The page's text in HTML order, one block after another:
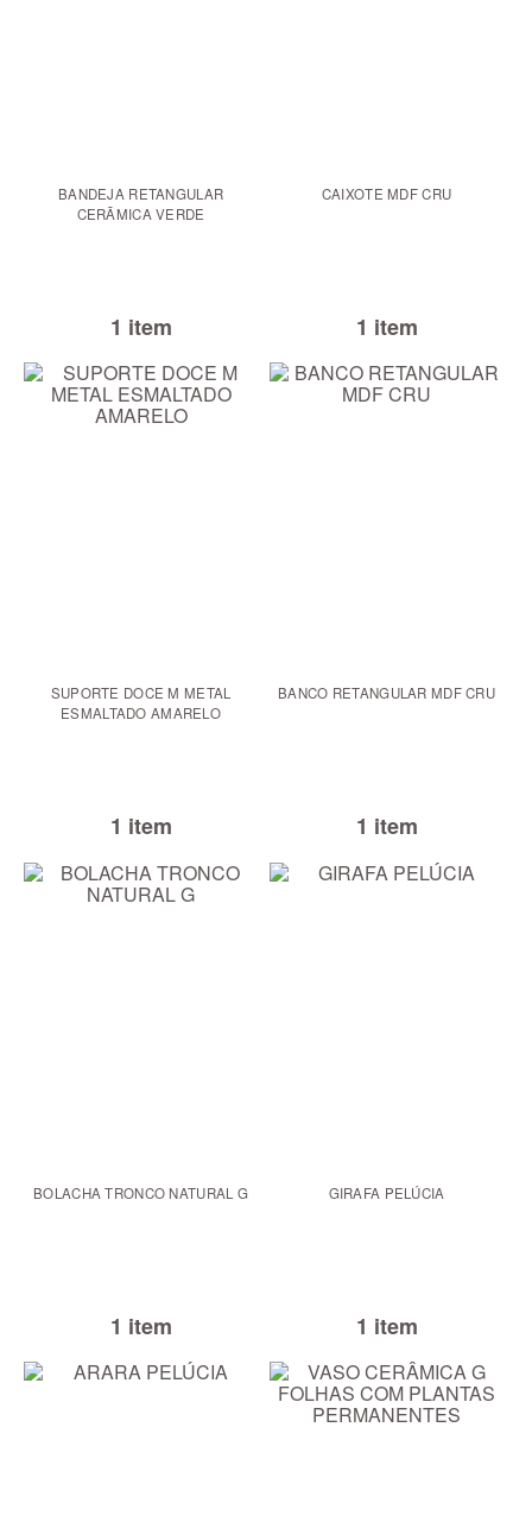
BANDEJA RETANGULAR
CERÃMICA VERDE
1 item
CAIXOTE MDF CRU
1 item
SUPORTE DOCE M METAL
ESMALTADO AMARELO
1 item
BANCO RETANGULAR MDF CRU
1 item
BOLACHA TRONCO NATURAL G
1 item
GIRAFA PELÚCIA
1 item